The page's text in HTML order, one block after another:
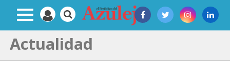
Actualidad